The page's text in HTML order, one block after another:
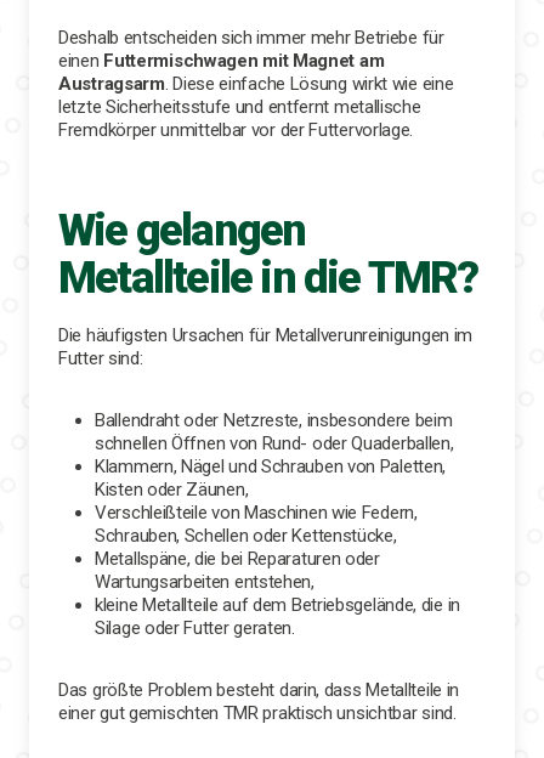
Deshalb entscheiden sich immer mehr Betriebe für
einen Futtermischwagen mit Magnet am
Austragsarm. Diese einfache Lösung wirkt wie eine
letzte Sicherheitsstufe und entfernt metallische
Fremdkörper unmittelbar vor der Futtervorlage.
Wie gelangen
Metallteile in die TMR?
Die häufigsten Ursachen für Metallverunreinigungen im
Futter sind:
Ballendraht oder Netzreste, insbesondere beim
schnellen Öffnen von Rund- oder Quaderballen,
Klammern, Nägel und Schrauben von Paletten,
Kisten oder Zäunen,
Verschleißteile von Maschinen wie Federn,
Schrauben, Schellen oder Kettenstücke,
Metallspäne, die bei Reparaturen oder
Wartungsarbeiten entstehen,
kleine Metallteile auf dem Betriebsgelände, die in
Silage oder Futter geraten.
Das größte Problem besteht darin, dass Metallteile in
einer gut gemischten TMR praktisch unsichtbar sind.